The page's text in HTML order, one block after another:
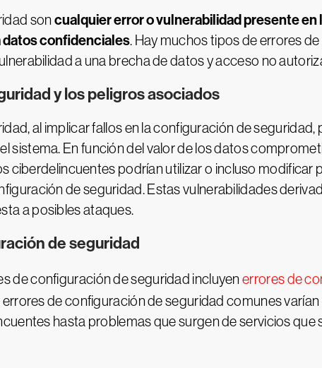
son cualquier error o vulnerabilidad presente
confidenciales. Hay muchos tipos de errores
a una brecha de datos y acceso no
y los peligros asociados
al implicar fallos en la configuración de
sistema. En función del valor de los datos
ciberdelincuentes podrían utilizar o incluso modificar
de seguridad. Estas vulnerabilidades
a posibles ataques.
de seguridad
de configuración de seguridad incluyenerrores de
de configuración de seguridad comunes
hasta problemas que surgen de servicios que